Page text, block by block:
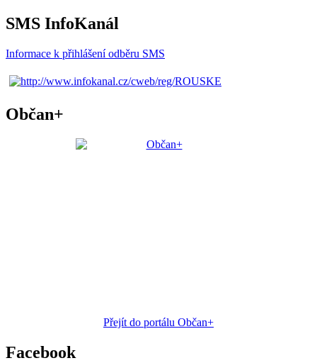
SMS InfoKanál
Informace k přihlášení odběru SMS
Občan+
Přejít do portálu Občan+
Facebook